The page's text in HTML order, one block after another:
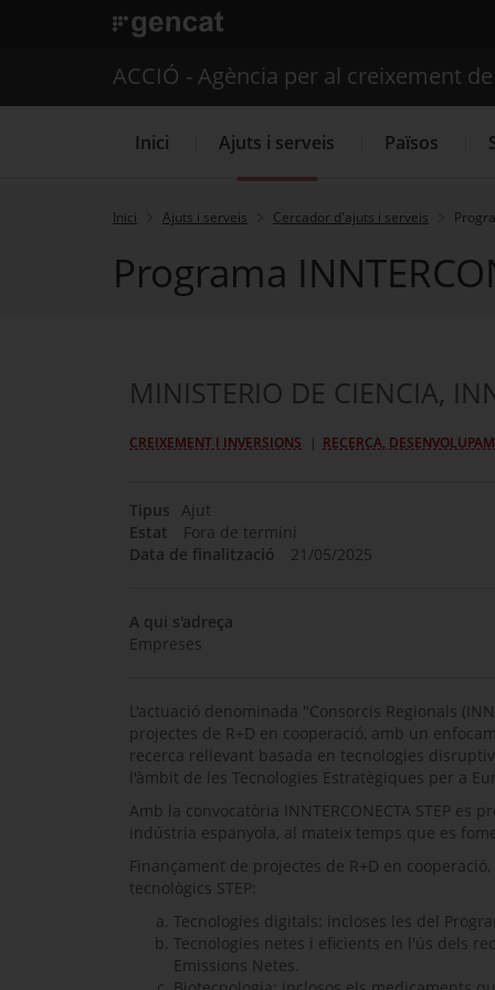
. Obre en una nova finestra.
Serveis d'internacionalització
ACCIÓ - Agència per al creixement
Inici Ajuts i serveis Països
Inici Ajuts i serveis Cercador d'ajuts i serveis
Programa
MINISTERIO DE CIENCIA,
CREIXEMENT I INVERSIONS RECERCA,
Tipus Ajut
Estat
Fora de termini
Data de finalització
21/05/2025
A qui s'adreça
Empreses
L'actuació denominada "Consorcis Regionals
projectes de R+D en cooperació, amb un
recerca rellevant basada en tecnologies
l'àmbit de les Tecnologies Estratègiques per a
Amb la convocatòria INNTERCONECTA STEP
indústria espanyola, al mateix temps que es
Finançament de projectes de R+D en
tecnològics STEP:
Tecnologies digitals: incloses les del
Tecnologies netes i eficients en l'ús dels
Emissions Netes.